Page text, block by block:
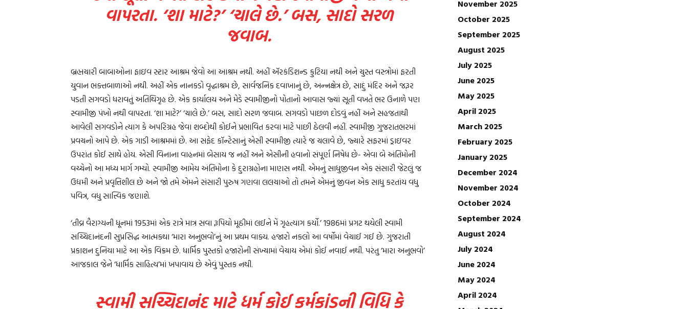
વાપરતા. ‘શા માટે?’ ‘ચાલે છે.’ બસ, સાદો સરળ
જવાબ.
બ્રહ્મચારી બાબાઓના ફાઇવ સ્ટાર આશ્રમ જેવો આ આશ્રમ નથી. અહીં ઍરકંડિશન્ડ કુટિયા નથી અને ચુસ્ત વસ્ત્રોમાં ફરતી
યુવાન ભક્તબાળાઓ નથી. અહીં એક નાનકડો વૃદ્ધાશ્રમ છે, સાર્વજનિક દવાખાનું છે, અન્નક્ષેત્ર છે, સાદું મંદિર અને જરૂર
પડતી સગવડો ધરાવતું અતિથિગૃહ છે. એક કાર્યાલય અને મેડે સ્વામીજીનો પોતાનો આવાસ જ્યાં સૂતી વખતે ભર ઉનાળે પણ
સ્વામીજી પંખો નથી વાપરતા. ‘શા માટે?’ ‘ચાલે છે.’ બસ, સાદો સરળ જવાબ. સગવડો પાછળ દોડવું નહીં અને સહજતાથી
આવેલી સગવડોને ત્યાગ કે અપરિગ્રહ જેવા શબ્દોથી કોઈને પ્રભાવિત કરવા માટે પાછી ઠેલવી નહીં. સ્વામીજી ગુજરાતભરમાં
પ્રવચનો આપે છે. એક ગાડી આશ્રમમાં છે. આ સફેદ કૉન્ટેસાનું એસી સ્વામીજી ત્યારે જ ચલાવે છે, જ્યારે સફરમાં ડ્રાઇવર
ઉપરાંત કોઈ સાથે હોય. એસી વિનાના વાહનમાં બેસાય જ નહીં અને એસીની હવાનો સંપૂર્ણ નિષેધ છે- એવા બે અંતિમોની
વચ્ચેનો આ મધ્ય માર્ગ ગમ્યો. સ્વામીજી આમેય અંતિમોના કે દુરાગ્રહોના માણસ નથી. એમનું સાધુજીવન એક સંસારી જેટલું જ
ઉદ્યમી અને પ્રવૃત્તિશીલ છે અને જો તમે એમને સંસારી પુરુષ ગણવા લલચાઓ તો તમને એમનું જીવન એક સાધુ કરતાંય વધુ
પવિત્ર, વધુ સાત્ત્વિક જણાશે.
‘તીવ્ર વૈરાગ્યની ધૂનમાં 1953માં એક રાત્રે માત્ર સવા રૂપિયો મૂઠીમાં લઈને મેં ગૃહત્યાગ કર્યો.’ 1986માં પ્રગટ થયેલી સ્વામી
સચ્ચિદાનંદની સુપ્રસિદ્ધ આત્મકથા ‘મારા અનુભવો’નું આ પ્રથમ વાક્ય. હજારો નકલો આ વર્ષોમાં વેચાઈ ગઈ છે. ગુજરાતી
પ્રકાશન દુનિયા માટે આ એક વિક્રમ છે. ધાર્મિક પુસ્તકો હજારોની સંખ્યામાં વેચાય એમાં કોઈ નવાઈ નથી. પરંતુ ‘મારા અનુભવો’
આજકાલ જેને ‘ધાર્મિક સાહિત્ય’માં ખપાવાય છે એવું પુસ્તક નથી.
સ્વામી સચ્ચિદાનંદ માટે ધર્મ કોઈ કર્મકાંડની વિધિ કે
November 2025
October 2025
September 2025
August 2025
July 2025
June 2025
May 2025
April 2025
March 2025
February 2025
January 2025
December 2024
November 2024
October 2024
September 2024
August 2024
July 2024
June 2024
May 2024
April 2024